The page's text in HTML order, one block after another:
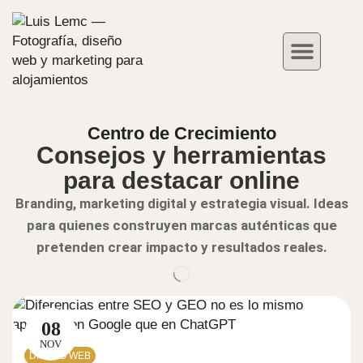
Centro de Crecimiento
Consejos y herramientas
para destacar online
Branding, marketing digital y estrategia visual. Ideas
para quienes construyen marcas auténticas que
pretenden crear impacto y resultados reales.
08
NOV
DISEÑO WEB